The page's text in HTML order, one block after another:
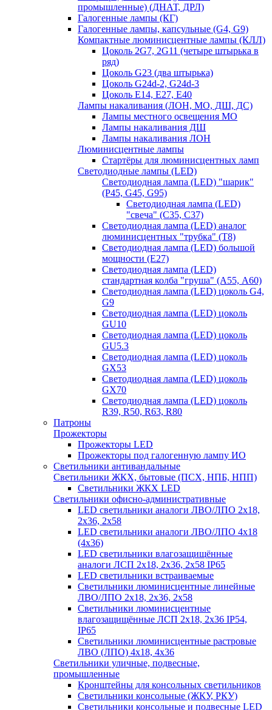
промышленные) (ДНАТ, ДРЛ)
Галогенные лампы (КГ)
Галогенные лампы, капсульные (G4, G9)
Компактные люминисцентные лампы (КЛЛ)
Цоколь 2G7, 2G11 (четыре штырька в
ряд)
Цоколь G23 (два штырька)
Цоколь G24d-2, G24d-3
Цоколь Е14, Е27, Е40
Лампы накаливания (ЛОН, МО, ДШ, ДС)
Лампы местного освещения МО
Лампы накаливания ДШ
Лампы накаливания ЛОН
Люминисцентные лампы
Стартёры для люминисцентных ламп
Светодиодные лампы (LED)
Светодиодная лампа (LED) "шарик"
(P45, G45, G95)
Светодиодная лампа (LED)
"свеча" (С35, С37)
Светодиодная лампа (LED) аналог
люминисцентных "трубка" (T8)
Светодиодная лампа (LED) большой
мощности (Е27)
Светодиодная лампа (LED)
стандартная колба "груша" (А55, А60)
Светодиодная лампа (LED) цоколь G4,
G9
Светодиодная лампа (LED) цоколь
GU10
Светодиодная лампа (LED) цоколь
GU5.3
Светодиодная лампа (LED) цоколь
GX53
Светодиодная лампа (LED) цоколь
GX70
Светодиодная лампа (LED) цоколь
R39, R50, R63, R80
Патроны
Прожекторы
Прожекторы LED
Прожекторы под галогенную лампу ИО
Светильники антивандальные
Светильники ЖКХ, бытовые (ПСХ, НПБ, НПП)
Светильники ЖКХ LED
Светильники офисно-административные
LED светильники аналоги ЛВО/ЛПО 2х18,
2х36, 2х58
LED светильники аналоги ЛВО/ЛПО 4х18
(4х36)
LED светильники влагозащищённые
аналоги ЛСП 2х18, 2х36, 2х58 IP65
LED светильники встраиваемые
Светильники люминисцентные линейные
ЛВО/ЛПО 2х18, 2х36, 2х58
Светильники люминисцентные
влагозащищённые ЛСП 2х18, 2х36 IP54,
IP65
Светильники люминисцентные растровые
ЛВО (ЛПО) 4х18, 4х36
Светильники уличные, подвесные,
промышленные
Кронштейны для консольных светильников
Светильники консольные (ЖКУ, РКУ)
Светильники консольные и подвесные LED